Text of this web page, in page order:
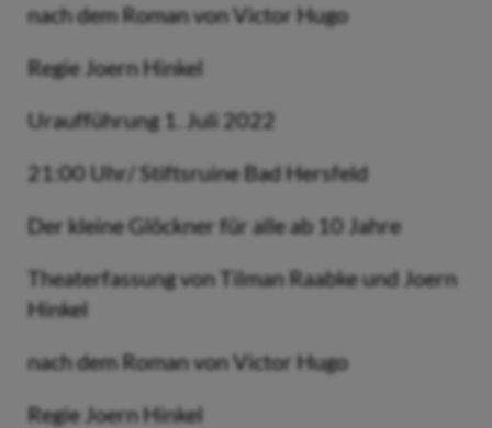
nach dem Roman von Victor Hugo
Regie Joern Hinkel
Uraufführung 1. Juli 2022
21:00 Uhr/ Stiftsruine Bad Hersfeld
Der kleine Glöckner für alle ab 10 Jahre
Theaterfassung von Tilman Raabke und Joern
Hinkel
nach dem Roman von Victor Hugo
Regie Joern Hinkel